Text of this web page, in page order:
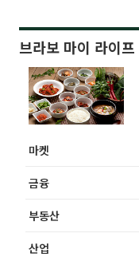
브라보 마이 라이프
마켓
금융
부동산
산업